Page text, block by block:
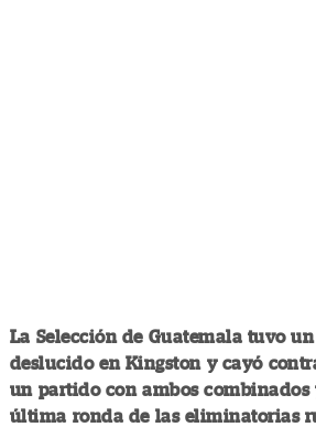
La Selección de Guatemala tuvo
deslucido en Kingston y cayó
un partido con ambos
última ronda de las eliminatorias